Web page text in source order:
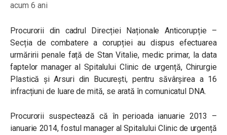
acum 6 ani
Procurorii din cadrul Direcției Naționale Anticorupție –
Secția de combatere a corupției au dispus efectuarea
urmăririi penale față de Stan Vitalie, medic primar, la data
faptelor manager al Spitalului Clinic de urgență, Chirurgie
Plastică și Arsuri din București, pentru săvârșirea a 16
infracțiuni de luare de mită, se arată în comunicatul DNA.
Procurorii suspectează că în perioada ianuarie 2013 –
ianuarie 2014, fostul manager al Spitalului Clinic de urgență